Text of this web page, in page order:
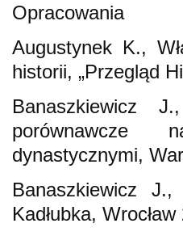
Opracowania
Augustynek K.,
historii, „Przegląd
Banaszkiewicz
porównawcze
dynastycznymi,
Banaszkiewicz
Kadłubka, Wrocław